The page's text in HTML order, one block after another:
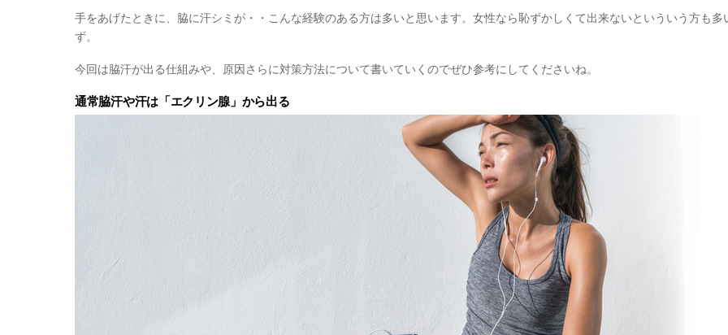
手をあげたときに、脇に汗シミが・・こんな経験のある方は多いと思います。女性なら恥ずかしくて出来ないといういう方も多
ず。
今回は脇汗が出る仕組みや、原因さらに対策方法について書いていくのでぜひ参考にしてくださいね。
通常脇汗や汗は「エクリン腺」から出る